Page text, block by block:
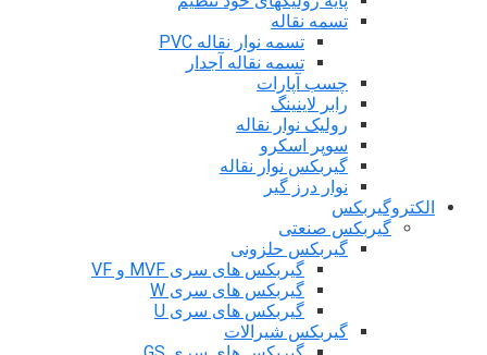
تسمه نقاله
تسمه نوار نقاله PVC
تسمه نقاله آجدار
چسب آپارات
رابر لاینینگ
رولیک نوار نقاله
سوپر اسکرو
گیربکس نوار نقاله
نوار درز گیر
الکتروگیربکس
گیربکس صنعتی
گیربکس حلزونی
گیربکس های سری MVF و VF
گیربکس های سری W
گیربکس های سری U
گیربکس شیرالات